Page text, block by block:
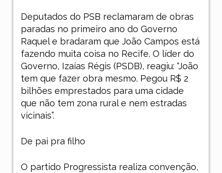
Deputados do PSB reclamaram de obras
paradas no primeiro ano do Governo
Raquel e bradaram que João Campos está
fazendo muita coisa no Recife. O líder do
Governo, Izaías Régis (PSDB), reagiu: “João
tem que fazer obra mesmo. Pegou R$ 2
bilhões emprestados para uma cidade
que não tem zona rural e nem estradas
vicinais”.
De pai pra filho
O partido Progressista realiza convenção,